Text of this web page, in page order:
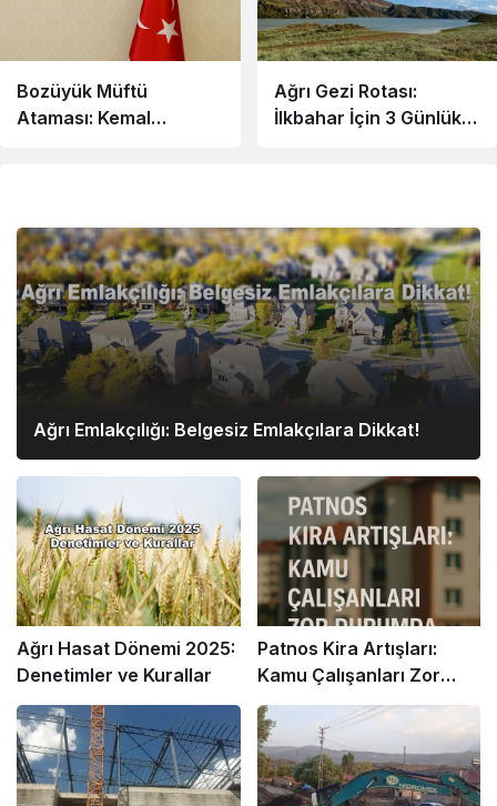
Bozüyük Müftü
Ataması: Kemal
Ağrı Gezi Rotası:
İlkbahar İçin 3 Günlük
Ağrı Emlakçılığı: Belgesiz Emlakçılara Dikkat!
Ağrı Hasat Dönemi 2025:
Denetimler ve Kurallar
Patnos Kira Artışları:
Kamu Çalışanları Zor
Durumda